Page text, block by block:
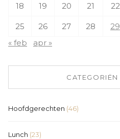
18 19 20 21 22
25 26 27 28 29
« feb
apr »
CATEGORIËN
Hoofdgerechten (46)
Lunch (23)